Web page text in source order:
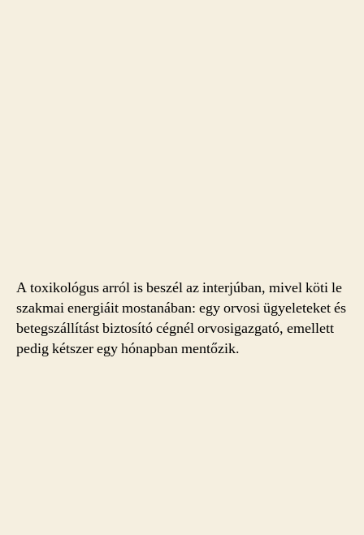
A toxikológus arról is beszél az interjúban, mivel köti le
szakmai energiáit mostanában: egy orvosi ügyeleteket és
betegszállítást biztosító cégnél orvosigazgató, emellett
pedig kétszer egy hónapban mentőzik.